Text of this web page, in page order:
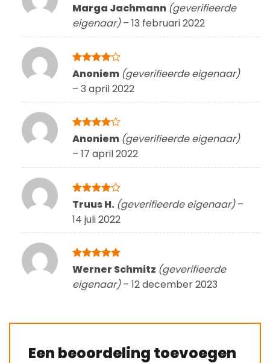
Gewaardeerd
uit 5
Marga Jachmann (geverifieerde
eigenaar) – 13 februari 2022
Gewaardeerd
4 uit 5
Anoniem (geverifieerde eigenaar)
– 3 april 2022
Gewaardeerd
Anoniem (geverifieerde eigenaar)
– 17 april 2022
Gewaardeerd
Truus H. (geverifieerde eigenaar) –
14 juli 2022
Gewaardeerd
Werner Schmitz (geverifieerde
eigenaar) – 12 december 2023
Een beoordeling toevoegen